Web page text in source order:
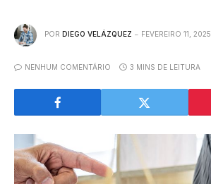
POR DIEGO VELÁZQUEZ FEVEREIRO 11, 2025
NENHUM COMENTÁRIO 3 MINS DE LEITURA